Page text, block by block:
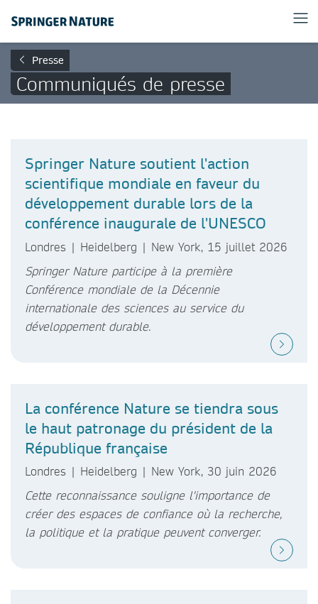
Presse
Communiqués de presse
Springer Nature soutient l'action
scientifique mondiale en faveur du
développement durable lors de la
conférence inaugurale de l'UNESCO
Londres | Heidelberg | New York, 15 juillet 2026
Springer Nature participe à la première
Conférence mondiale de la Décennie
internationale des sciences au service du
développement durable.
La conférence Nature se tiendra sous
le haut patronage du président de la
République française
Londres | Heidelberg | New York, 30 juin 2026
Cette reconnaissance souligne l'importance de
créer des espaces de confiance où la recherche,
la politique et la pratique peuvent converger.